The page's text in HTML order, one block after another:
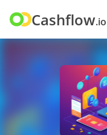
Cashflow.io